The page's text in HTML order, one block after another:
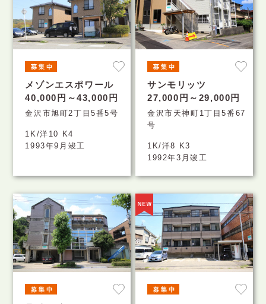
メゾンエスポワール
40,000円～43,000円
金沢市旭町2丁目5番5号
1K/洋10 K4
1993年9月竣工
サンモリッツ
27,000円～29,000円
金沢市天神町1丁目5番67
号
1K/洋8 K3
1992年3月竣工